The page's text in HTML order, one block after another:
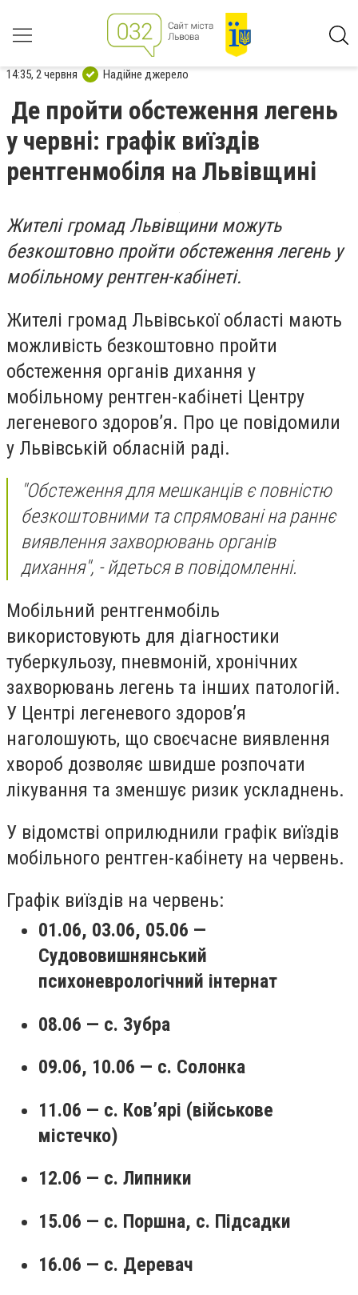
14:35, 2 червня Надійне джерело
Де пройти обстеження легень
у червні: графік виїздів
рентгенмобіля на Львівщині
Жителі громад Львівщини можуть
безкоштовно пройти обстеження легень у
мобільному рентген-кабінеті.
Жителі громад Львівської області мають
можливість безкоштовно пройти
обстеження органів дихання у
мобільному рентген-кабінеті Центру
легеневого здоров’я. Про це повідомили
у Львівській обласній раді.
"Обстеження для мешканців є повністю
безкоштовними та спрямовані на раннє
виявлення захворювань органів
дихання", - йдеться в повідомленні.
Мобільний рентгенмобіль
використовують для діагностики
туберкульозу, пневмоній, хронічних
захворювань легень та інших патологій.
У Центрі легеневого здоров’я
наголошують, що своєчасне виявлення
хвороб дозволяє швидше розпочати
лікування та зменшує ризик ускладнень.
У відомстві оприлюднили графік виїздів
мобільного рентген-кабінету на червень.
Графік виїздів на червень:
01.06, 03.06, 05.06 —
Судововишнянський
психоневрологічний інтернат
08.06 — с. Зубра
09.06, 10.06 — с. Солонка
11.06 — с. Ков’ярі (військове
містечко)
12.06 — с. Липники
15.06 — с. Поршна, с. Підсадки
16.06 — с. Деревач